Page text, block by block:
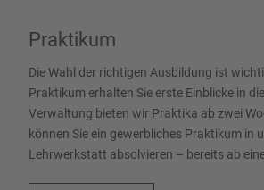
Praktikum
Die Wahl der richtigen Ausbildung ist
Praktikum erhalten Sie erste Einblicke in
Verwaltung bieten wir Praktika ab zwei
können Sie ein gewerbliches Praktikum in
Lehrwerkstatt absolvieren – bereits ab